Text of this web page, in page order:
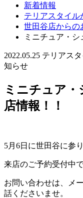
新着情報
テリアスタイル
世田谷店からの
ミニチュア・
2022.05.25 テリアス
知らせ
ミニチュア
店情報！！
5月6日に世田谷に参り
来店のご予約受付中で
お問い合わせは、メ
話くださいませ。